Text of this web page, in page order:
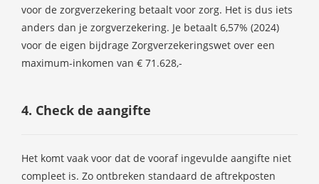
voor de zorgverzekering betaalt voor zorg. Het is dus iets
anders dan je zorgverzekering. Je betaalt 6,57% (2024)
voor de eigen bijdrage Zorgverzekeringswet over een
maximum-inkomen van € 71.628,-
4. Check de aangifte
Het komt vaak voor dat de vooraf ingevulde aangifte niet
compleet is. Zo ontbreken standaard de aftrekposten